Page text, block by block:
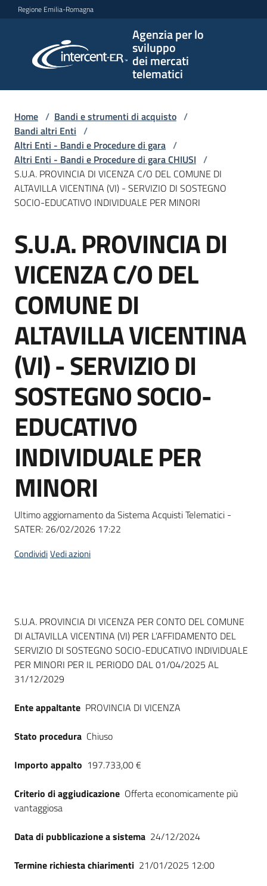
Vai al contenuto
Vai alla navigazione
Vai al footer
Regione Emilia-Romagna
Agenzia per lo
sviluppo
dei mercati
telematici
per lo
sviluppo
telematici
L'Agenzia
e
strumenti
acquisto
Supporto
Piattaforme
telematiche
English
site
su
Home / Bandi e strumenti di acquisto /
Bandi altri Enti /
Altri Enti - Bandi e Procedure di gara /
Altri Enti - Bandi e Procedure di gara CHIUSI /
S.U.A. PROVINCIA DI VICENZA C/O DEL COMUNE DI
ALTAVILLA VICENTINA (VI) - SERVIZIO DI SOSTEGNO
SOCIO-EDUCATIVO INDIVIDUALE PER MINORI
Salta al contenuto
S.U.A. PROVINCIA DI
VICENZA C/O DEL
COMUNE DI
ALTAVILLA VICENTINA
(VI) - SERVIZIO DI
SOSTEGNO SOCIO-
EDUCATIVO
INDIVIDUALE PER
MINORI
Ultimo aggiornamento da Sistema Acquisti Telematici -
SATER: 26/02/2026 17:22
CondividiVedi azioni
Dati del bando
S.U.A. PROVINCIA DI VICENZA PER CONTO DEL COMUNE
DI ALTAVILLA VICENTINA (VI) PER L’AFFIDAMENTO DEL
SERVIZIO DI SOSTEGNO SOCIO-EDUCATIVO INDIVIDUALE
PER MINORI PER IL PERIODO DAL 01/04/2025 AL
31/12/2029
Ente appaltante PROVINCIA DI VICENZA
Stato procedura Chiuso
Importo appalto 197.733,00 €
Criterio di aggiudicazione Offerta economicamente più
vantaggiosa
Data di pubblicazione a sistema 24/12/2024
Termine richiesta chiarimenti 21/01/2025 12:00